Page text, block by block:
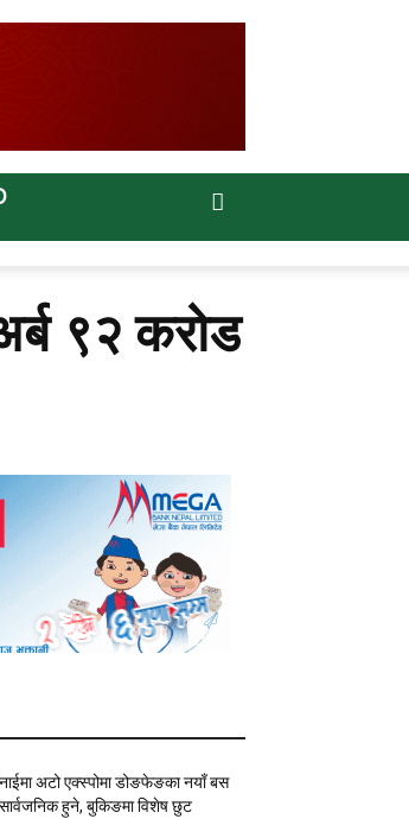
९२ करोड
नाईमा अटो एक्स्पोमा डोङफेङका नयाँ बस
सार्वजनिक हुने, बुकिङमा विशेष छुट